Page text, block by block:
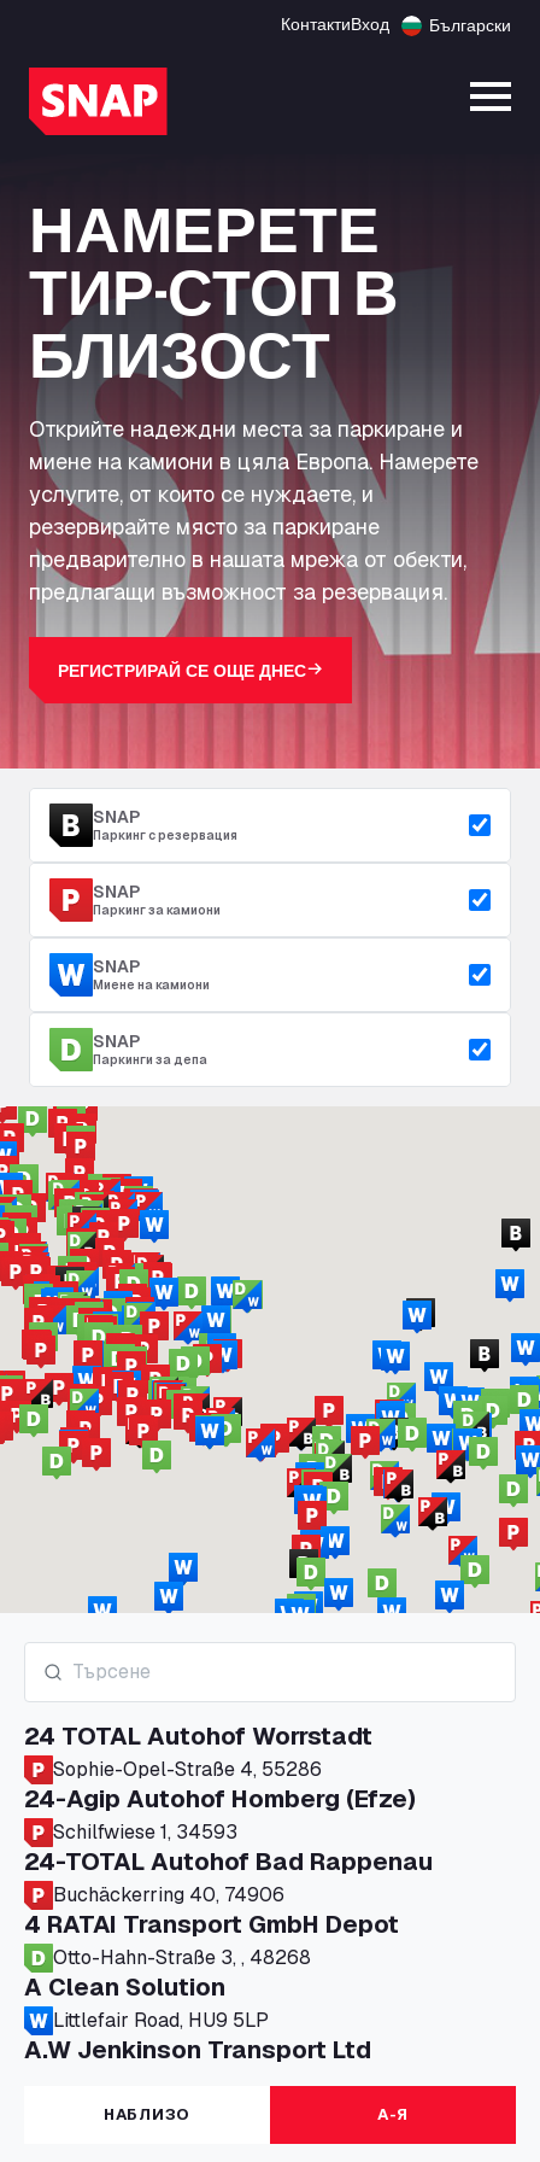
КонтактиВход Български
НАМЕРЕТЕ
ТИР-СТОП В
БЛИЗОСТ
Открийте надеждни места за паркиране и
миене на камиони в цяла Европа. Намерете
услугите, от които се нуждаете, и
резервирайте място за паркиране
предварително в нашата мрежа от обекти,
предлагащи възможност за резервация.
РЕГИСТРИРАЙ СЕ ОЩЕ ДНЕС
SNAP
Паркинг с резервация
SNAP
Паркинг за камиони
SNAP
Миене на камиони
SNAP
Паркинги за депа
24 TOTAL Autohof Worrstadt
Sophie-Opel-Straße 4, 55286
24-Agip Autohof Homberg (Efze)
Schilfwiese 1, 34593
24-TOTAL Autohof Bad Rappenau
Buchäckerring 40, 74906
4 RATAI Transport GmbH Depot
Otto-Hahn-Straße 3, , 48268
A Clean Solution
Littlefair Road, HU9 5LP
A.W Jenkinson Transport Ltd
Progress House, ME11 5GA
A+G Nettetal - Depot Parking
Am Panneschopp 7, 41334
НАБЛИЗО А-Я